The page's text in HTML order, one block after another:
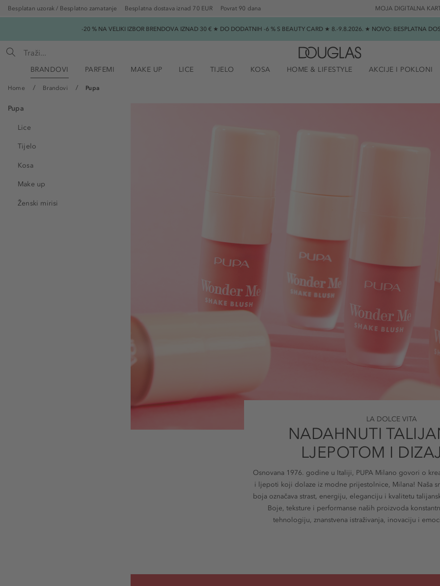
Besplatan uzorak / Besplatno zamatanje Besplatna dostava iznad 70 EUR Povrat 90 dana MOJA DIGITALNA
-20 % NA VELIKI IZBOR BRENDOVA IZNAD 30 € ★ DO DODATNIH -6 % S BEAUTY CARD ★ 8.-9.8.2026. ★ NOVO: BESPLATNA
BRANDOVI PARFEMI MAKE UP LICE TIJELO KOSA HOME & LIFESTYLE AKCIJE I POKLONI
Home Brandovi Pupa
Pupa
Lice
Tijelo
Kosa
Make up
Ženski mirisi
NADAHNUTI
LJEPOTOM I
LA DOLCE VITA
Osnovana 1976. godine u Italiji, PUPA Milano govori o
i ljepoti koji dolaze iz modne prijestolnice, Milana! Naša
boja označava strast, energiju, eleganciju i kvalitetu
Boje, teksture i performanse naših proizvoda
tehnologiju, znanstvena istraživanja, inovaciju i